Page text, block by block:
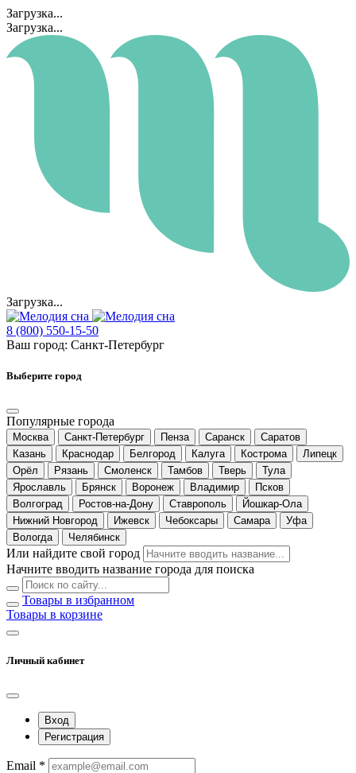
Загрузка...
Загрузка...
Загрузка...
8 (800) 550-15-50
Ваш город: Санкт-Петербург
Выберите город
Популярные города
Москва Санкт-Петербург Пенза Саранск
Саратов
Казань
Краснодар Белгород Калуга Кострома
Липецк
Орёл
Рязань Смоленск Тамбов Тверь
Тула
Ярославль
Брянск Воронеж Владимир
Псков
Волгоград
Ростов-на-Дону Ставрополь
Йошкар-Ола
Нижний Новгород
Ижевск Чебоксары Самара
Уфа
Вологда
Челябинск
Или найдите свой город
Начните вводить название города для поиска
Товары в избранном
Товары в корзине
Личный кабинет
Вход
Регистрация
Email *